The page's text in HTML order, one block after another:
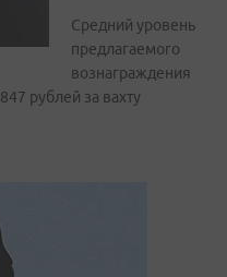
Средний уровень
предлагаемого
вознаграждения
рублей за вахту